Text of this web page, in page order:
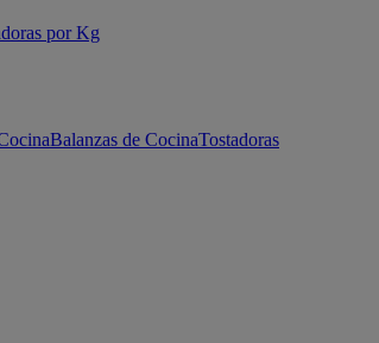
por Kg
Balanzas de CocinaTostadoras